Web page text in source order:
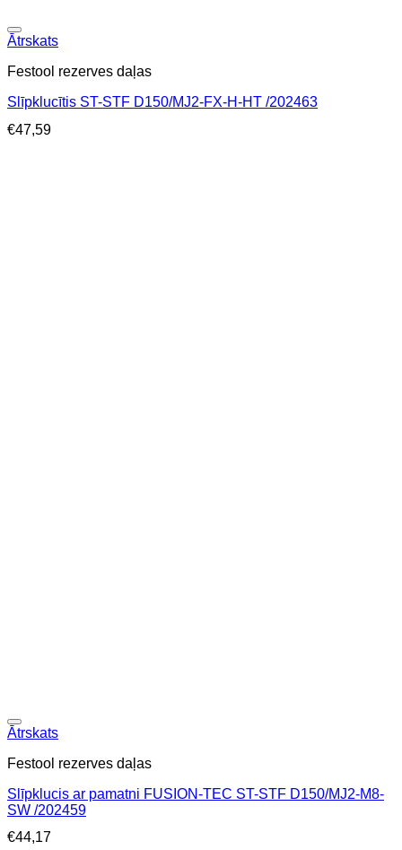
Ātrskats
Festool rezerves daļas
Slīpklucītis ST-STF D150/MJ2-FX-H-HT /202463
€47,59
Ātrskats
Festool rezerves daļas
Slīpklucis ar pamatni FUSION-TEC ST-STF D150/MJ2-M8-
SW /202459
€44,17